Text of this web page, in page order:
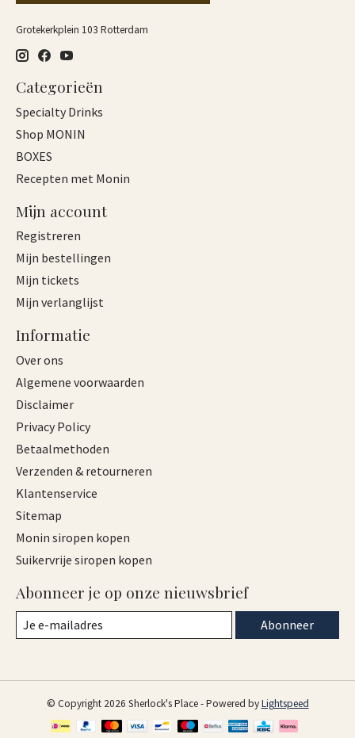
Grotekerkplein 103 Rotterdam
Categorieën
Specialty Drinks
Shop MONIN
BOXES
Recepten met Monin
Mijn account
Registreren
Mijn bestellingen
Mijn tickets
Mijn verlanglijst
Informatie
Over ons
Algemene voorwaarden
Disclaimer
Privacy Policy
Betaalmethoden
Verzenden & retourneren
Klantenservice
Sitemap
Monin siropen kopen
Suikervrije siropen kopen
Abonneer je op onze nieuwsbrief
Abonneer
© Copyright 2026 Sherlock's Place - Powered byLightspeed